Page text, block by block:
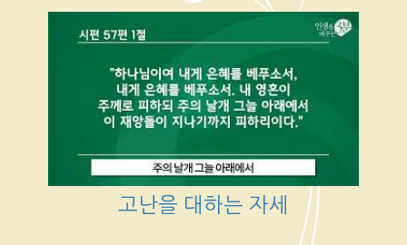
고난을 대하는 자세